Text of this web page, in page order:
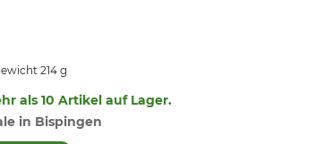
214 g
als 10 Artikel auf Lager.
in Bispingen